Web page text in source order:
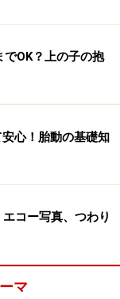
OK？上の子の抱
心！胎動の基礎知
コー写真、つわり
マ